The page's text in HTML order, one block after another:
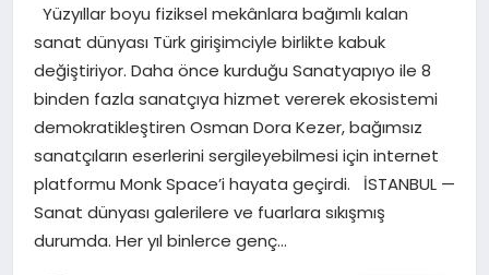
MAGAZIN
SAĞLIK
SIYASET
SPOR
TEKNOLOJI
Yüzyıllar boyu fiziksel mekânlara bağımlı kalan
sanat dünyası Türk girişimciyle birlikte kabuk
değiştiriyor. Daha önce kurduğu Sanatyapıyo ile 8
binden fazla sanatçıya hizmet vererek ekosistemi
demokratikleştiren Osman Dora Kezer, bağımsız
sanatçıların eserlerini sergileyebilmesi için internet
platformu Monk Space’i hayata geçirdi. İSTANBUL —
Sanat dünyası galerilere ve fuarlara sıkışmış
durumda. Her yıl binlerce genç…